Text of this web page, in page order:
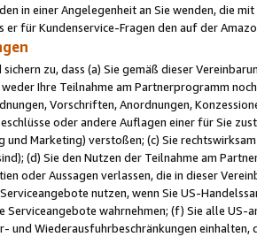
in einer Angelegenheit an Sie wenden, die
er für Kundenservice-Fragen den auf der
zu, dass (a) Sie gemäß dieser
Ihre Teilnahme am Partnerprogramm
Vorschriften, Anordnungen,
oder andere Auflagen einer für Sie
und Marketing) verstoßen; (c) Sie
(d) Sie den Nutzen der Teilnahme am
oder Aussagen verlassen, die in dieser
nutzen, wenn Sie US-
Serviceangebote wahrnehmen; (f) Sie alle
und Wiederausfuhrbeschränkungen